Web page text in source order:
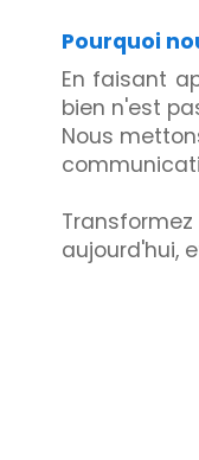
Pourquoi
En faisant
bien n'est
Nous
aujourd'hui,